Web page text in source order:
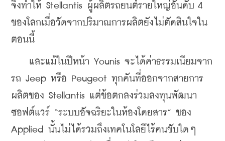
จึงทำให้ Stellantis ผู้ผลิตรถยนต์รายใหญ่อันดับ 4
ของโลกเมื่อวัดจากปริมาณการผลิตยังไม่ตัดสินใจใน
ตอนนี้
และแม้ในปีหน้า Younis จะได้ค่าธรรมเนียมจาก
รถ Jeep หรือ Peugeot ทุกคันที่ออกจากสายการ
ผลิตของ Stellantis แต่ข้อตกลงร่วมลงทุนพัฒนา
ซอฟต์แวร์ “ระบบอัจฉริยะในห้องโดยสาร” ของ
Applied นั้นไม่ได้รวมถึงเทคโนโลยีไร้คนขับใดๆ